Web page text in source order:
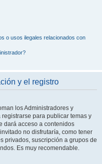
o usos ilegales relacionados con
y el registro
los Administradores y
para publicar temas y
dará acceso a contenidos
no disfrutaría, como tener
privados, suscripción a grupos de
Es muy recomendable.